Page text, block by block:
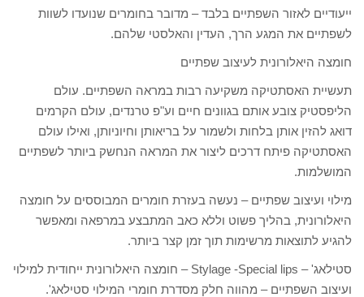
ייעודיים לאזור השפתיים בלבד – מדובר בחומרים שנועדו לשוות
לשפתיים את המגע הרך, העדין והאלסטי שלהם.
חומצה היאלורונית לעיצוב שפתיים
תעשיית האסתטיקה משקיעה רבות במראה השפתיים. עולם
הליפסטיק צובע אותם בגוונים חיים וע"פ טרנדים, עולם הקרמים
דואג להזין אותן בלחות ולשמור על בריאותן וחיוניותן, ואילו עולם
האסתטיקה פיתח דרכים ליצור את המראה הנחשק ביותר לשפתיים
המושלמות.
מילוי ועיצוב שפתיים – נעשה בעזרת חומרים המבוססים על חומצה
היאלורונית, בהליך פשוט וללא כאב המתבצע במרפאה ומאפשר
להגיע לתוצאות מרשימות תוך זמן קצר ביותר.
סטילאג' – Stylage -Special lips – חומצה היאלורונית ייחודית למילוי
ועיצוב השפתיים – מהווה חלק מסדרת חומרי המילוי סטילאג'.